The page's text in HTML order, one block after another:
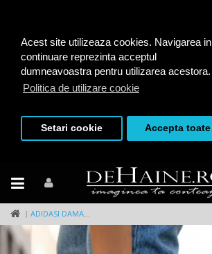
Acest site utilizeaza cookies. Navigarea in
continuare reprezinta acceptul
dumneavoastra pentru utilizarea acestora.
Politica de utilizare cookie
Setari cookie Accepta toate
ADIDASI DAMA CASUAL NEGRI CU IMPRIMEU AURIU FCL805 T6-2